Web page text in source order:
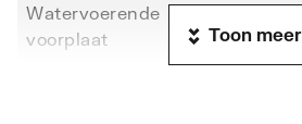
Watervoerende
voorplaat
Nee
Toon meer